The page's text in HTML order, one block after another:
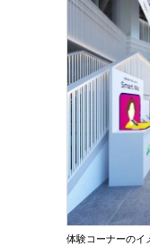
体験コーナーのイ